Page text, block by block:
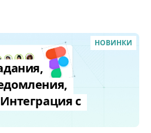
НОВИНКИ
с